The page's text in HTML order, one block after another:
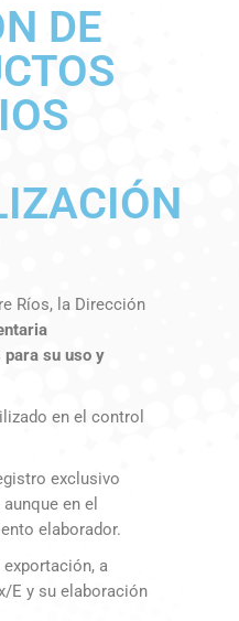
DE
Ríos, la Dirección
su uso y
en el control
exclusivo
aunque en el
elaborador.
a
E y su elaboración